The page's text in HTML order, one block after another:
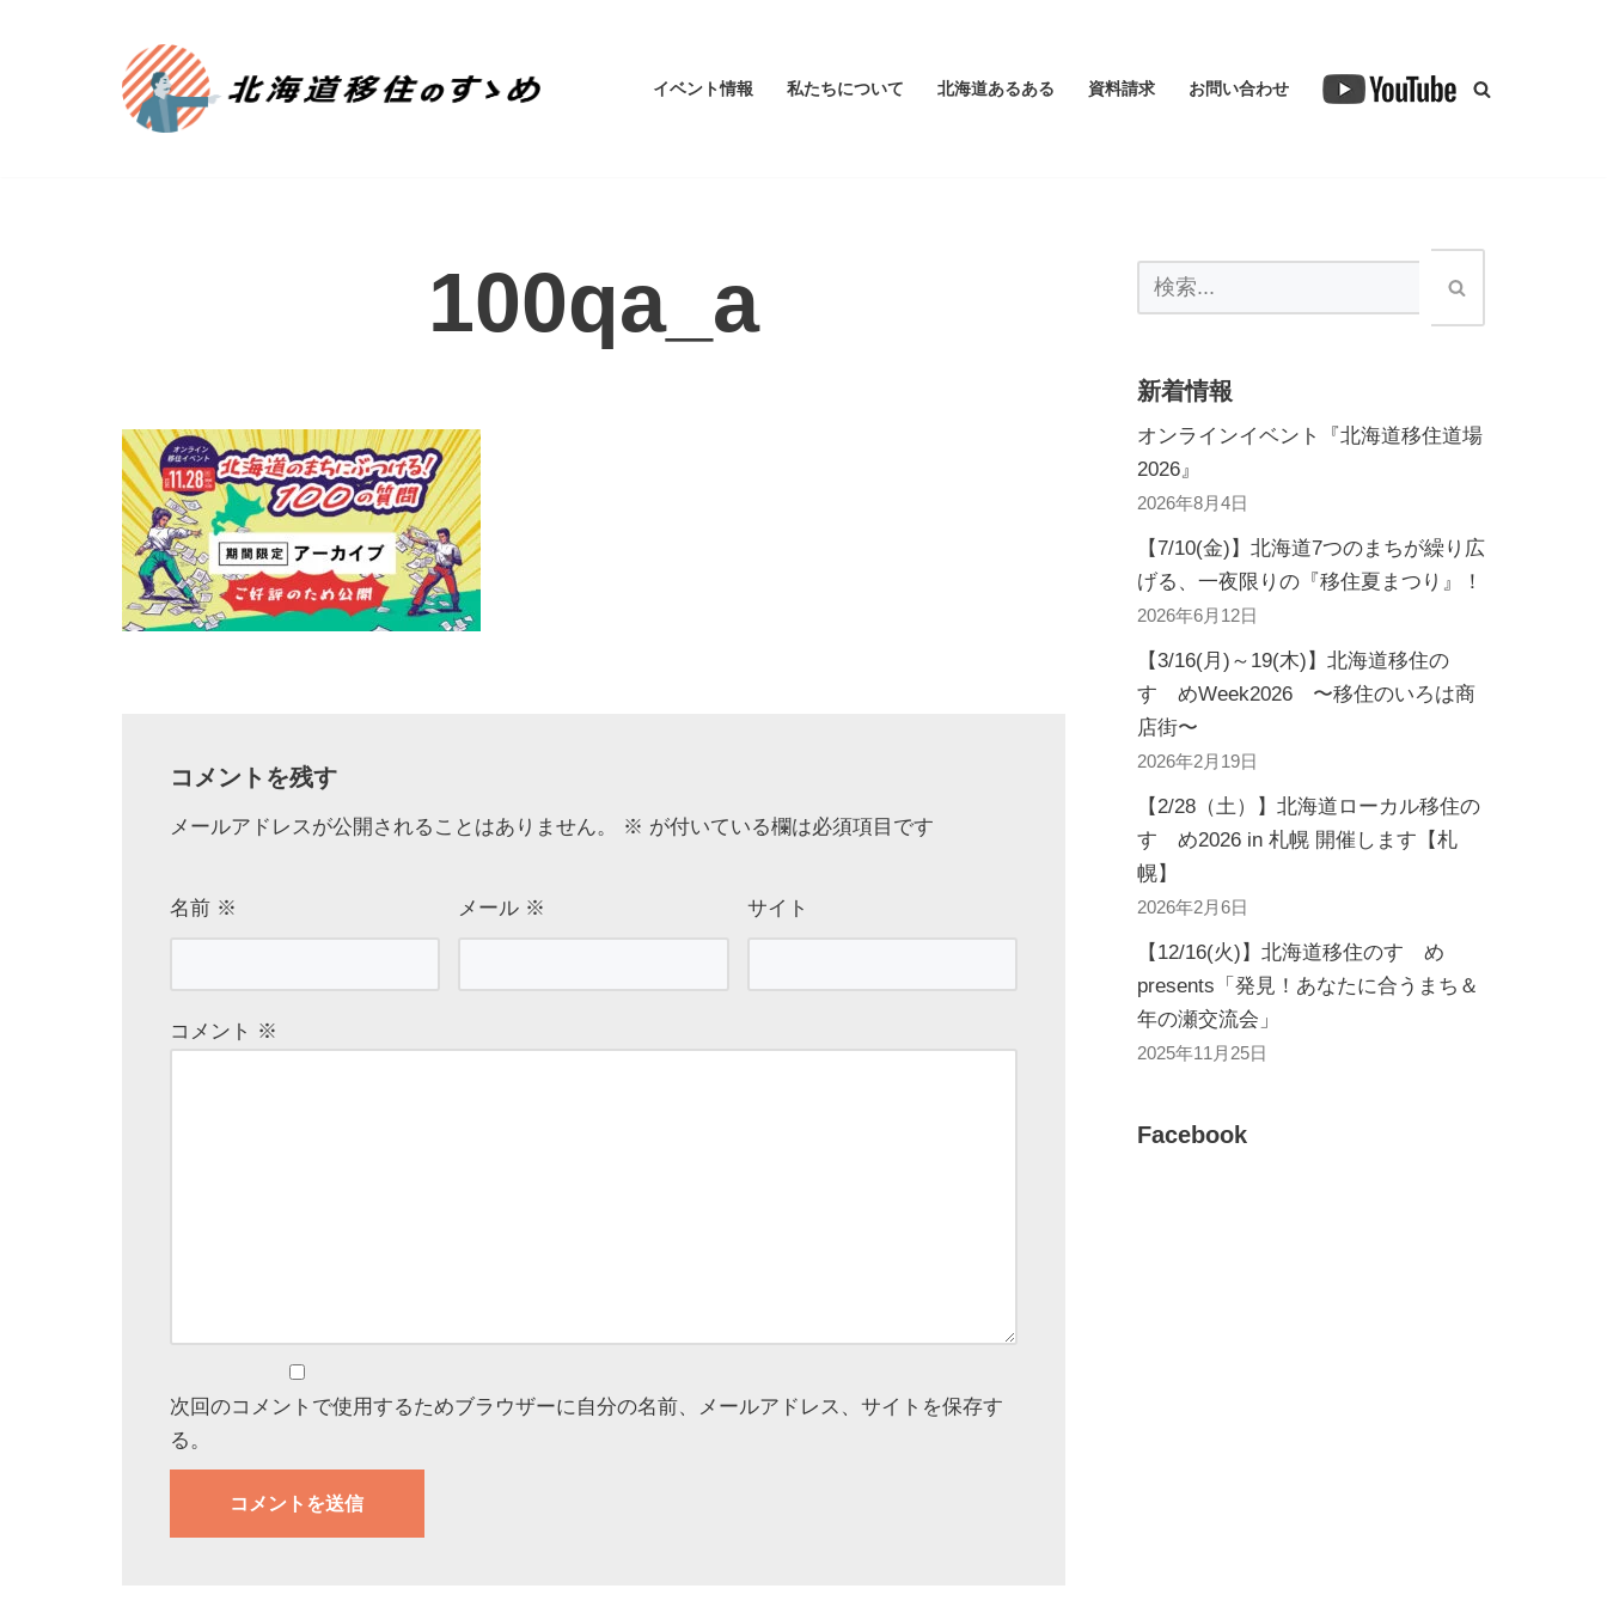
イベント情報 私たちについて 北海道あるある 資料請求 お問い合わせ
100qa_a
コメントを残す
メールアドレスが公開されることはありません。 ※ が付いている欄は必須項目です
名前 ※ メール ※ サイト
コメント ※
次回のコメントで使用するためブラウザーに自分の名前、メールアドレス、サイトを保存す
る。
新着情報
オンラインイベント『北海道移住道場
2026』
2026年8月4日
【7/10(金)】北海道7つのまちが繰り広
げる、一夜限りの『移住夏まつり』！
2026年6月12日
【3/16(月)～19(木)】北海道移住の
すゝめWeek2026 〜移住のいろは商
店街〜
2026年2月19日
【2/28（土）】北海道ローカル移住の
すゝめ2026 in 札幌 開催します【札
幌】
2026年2月6日
【12/16(火)】北海道移住のすゝめ
presents「発見！あなたに合うまち＆
年の瀬交流会」
2025年11月25日
Facebook